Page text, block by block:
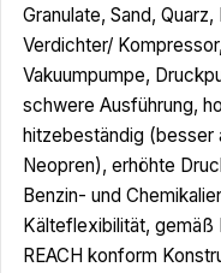
Granulate, Sand,
Verdichter/
Vakuumpumpe,
schwere Ausführung,
hitzebeständig (besser
Neopren), erhöhte
Benzin- und
Kälteflexibilität, gemäß
REACH konform